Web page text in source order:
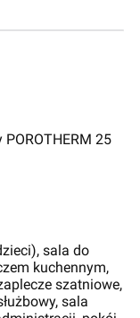
25
sala do
kuchennym,
szatniowe,
sala